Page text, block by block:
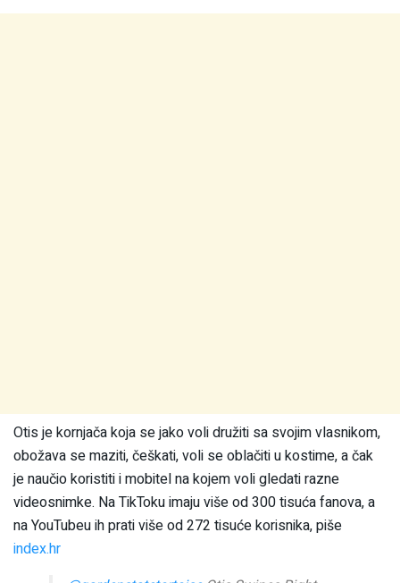
Otis je kornjača koja se jako voli družiti sa svojim vlasnikom,
obožava se maziti, češkati, voli se oblačiti u kostime, a čak
je naučio koristiti i mobitel na kojem voli gledati razne
videosnimke. Na TikToku imaju više od 300 tisuća fanova, a
na YouTubeu ih prati više od 272 tisuće korisnika, piše
index.hr